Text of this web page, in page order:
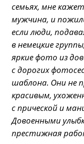
семьях, мне
мужчина, и
если люди,
в немецкие
яркие фото из
с дорогих
шаблона. Они не
красивым,
с прической и
Довоенными
престижная